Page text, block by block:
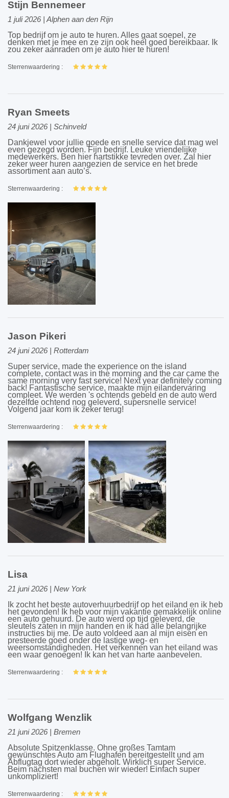
Stijn Bennemeer
1 juli 2026 | Alphen aan den Rijn
Top bedrijf om je auto te huren. Alles gaat soepel, ze
denken met je mee en ze zijn ook heel goed bereikbaar. Ik
zou zeker aanraden om je auto hier te huren!
Sterrenwaardering :
Ryan Smeets
24 juni 2026 | Schinveld
Dankjewel voor jullie goede en snelle service dat mag wel
even gezegd worden. Fijn bedrijf. Leuke vriendelijke
medewerkers. Ben hier hartstikke tevreden over. Zal hier
zeker weer huren aangezien de service en het brede
assortiment aan auto’s.
Sterrenwaardering :
Jason Pikeri
24 juni 2026 | Rotterdam
Super service, made the experience on the island
complete, contact was in the morning and the car came the
same morning very fast service! Next year definitely coming
back! Fantastische service, maakte mijn eilandervaring
compleet. We werden 's ochtends gebeld en de auto werd
dezelfde ochtend nog geleverd, supersnelle service!
Volgend jaar kom ik zeker terug!
Sterrenwaardering :
Lisa
21 juni 2026 | New York
Ik zocht het beste autoverhuurbedrijf op het eiland en ik heb
het gevonden! Ik heb voor mijn vakantie gemakkelijk online
een auto gehuurd. De auto werd op tijd geleverd, de
sleutels zaten in mijn handen en ik had alle belangrijke
instructies bij me. De auto voldeed aan al mijn eisen en
presteerde goed onder de lastige weg- en
weersomstandigheden. Het verkennen van het eiland was
een waar genoegen! Ik kan het van harte aanbevelen.
Sterrenwaardering :
Wolfgang Wenzlik
21 juni 2026 | Bremen
Absolute Spitzenklasse. Ohne großes Tamtam
gewünschtes Auto am Flughafen bereitgestellt und am
Abflugtag dort wieder abgeholt. Wirklich super Service.
Beim nächsten mal buchen wir wieder! Einfach super
unkompliziert!
Sterrenwaardering :